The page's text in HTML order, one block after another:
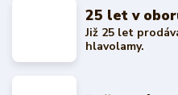
25 let v
Již 25 let
hlavolamy.